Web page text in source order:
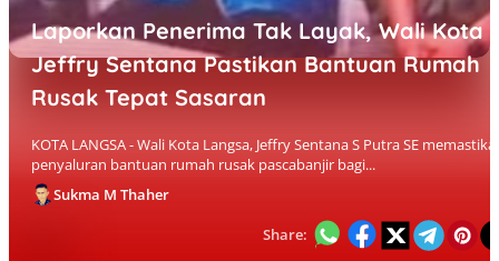
Laporkan Penerima Tak Layak, Wali Kota
Jeffry Sentana Pastikan Bantuan Rumah
Rusak Tepat Sasaran
KOTA LANGSA - Wali Kota Langsa, Jeffry Sentana S Putra SE
penyaluran bantuan rumah rusak pascabanjir bagi...
Sukma M Thaher
Share: